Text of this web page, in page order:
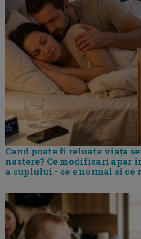
Cand poate fi reluata viața
nastere? Ce modificari apar
a cuplului - ce e normal si ce